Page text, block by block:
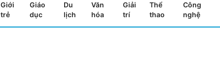
Giới
trẻ
Giáo
dục
Du
lịch
Văn
hóa
Giải
trí
Thể
thao
Công
nghệ